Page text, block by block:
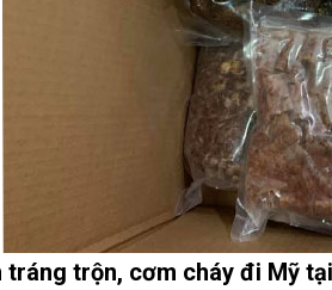
tráng trộn, cơm cháy đi Mỹ